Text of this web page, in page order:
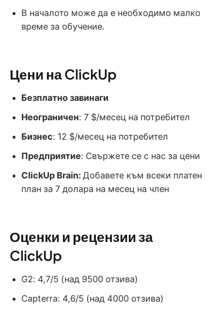
В началото може да е необходимо малко
време за обучение.
Цени на ClickUp
Безплатно завинаги
Неограничен: 7 $/месец на потребител
Бизнес: 12 $/месец на потребител
Предприятие: Свържете се с нас за цени
ClickUp Brain: Добавете към всеки платен
план за 7 долара на месец на член
Оценки и рецензии за
ClickUp
G2: 4,7/5 (над 9500 отзива)
Capterra: 4,6/5 (над 4000 отзива)